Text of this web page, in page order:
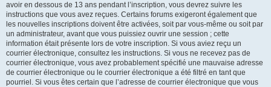
avoir en dessous de 13 ans pendant l’inscription, vous devrez suivre les
instructions que vous avez reçues. Certains forums exigeront également que
les nouvelles inscriptions doivent être activées, soit par vous-même ou soit par
un administrateur, avant que vous puissiez ouvrir une session ; cette
information était présente lors de votre inscription. Si vous aviez reçu un
courrier électronique, consultez les instructions. Si vous ne recevez pas de
courrier électronique, vous avez probablement spécifié une mauvaise adresse
de courrier électronique ou le courrier électronique a été filtré en tant que
pourriel. Si vous êtes certain que l’adresse de courrier électronique que vous